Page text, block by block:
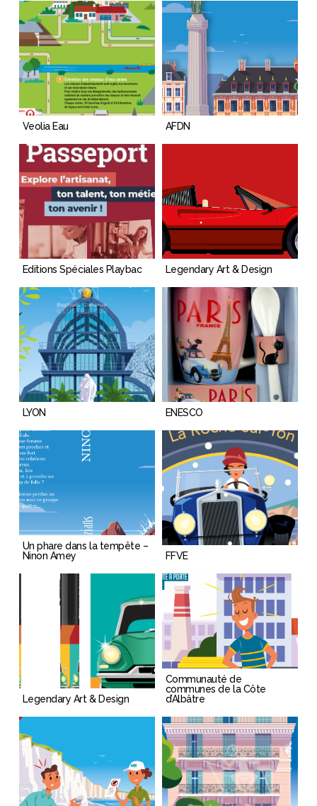
Veolia Eau AFDN
Editions Spéciales Playbac Legendary Art & Design
LYON ENESCO
Un phare dans la tempête –
Ninon Amey
FFVE
Legendary Art & Design
Communauté de
communes de la Côte
d’Albâtre